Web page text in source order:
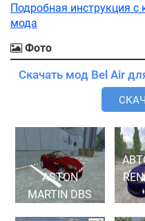
Подробная инструкция с
мода
Фото
ASTON
MARTIN DBS